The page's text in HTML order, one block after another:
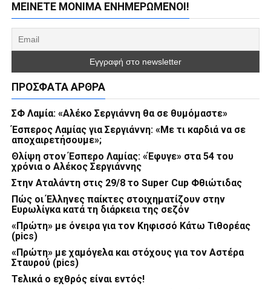
ΜΕΊΝΕΤΕ ΜΌΝΙΜΑ ΕΝΗΜΕΡΏΜΕΝΟΙ!
ΠΡΌΣΦΑΤΑ ΆΡΘΡΑ
ΣΦ Λαμία: «Αλέκο Σεργιάννη θα σε θυμόμαστε»
Έσπερος Λαμίας για Σεργιάννη: «Με τι καρδιά να σε
αποχαιρετήσουμε»;
Θλίψη στον Έσπερο Λαμίας: «Έφυγε» στα 54 του
χρόνια ο Αλέκος Σεργιάννης
Στην Αταλάντη στις 29/8 το Super Cup Φθιώτιδας
Πώς οι Έλληνες παίκτες στοιχηματίζουν στην
Ευρωλίγκα κατά τη διάρκεια της σεζόν
«Πρώτη» με όνειρα για τον Κηφισσό Κάτω Τιθορέας
(pics)
«Πρώτη» με χαμόγελα και στόχους για τον Αστέρα
Σταυρού (pics)
Τελικά ο εχθρός είναι εντός!